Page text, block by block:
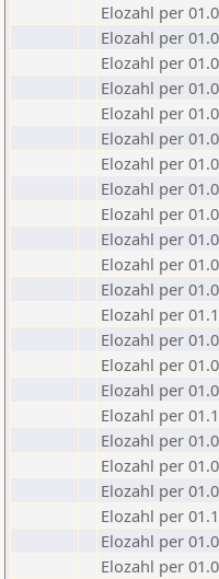
Elozahl per
Elozahl per
Elozahl per
Elozahl per
Elozahl per
Elozahl per
Elozahl per
Elozahl per
Elozahl per
Elozahl per
Elozahl per
Elozahl per
Elozahl per
Elozahl per
Elozahl per
Elozahl per
Elozahl per
Elozahl per
Elozahl per
Elozahl per
Elozahl per
Elozahl per
Elozahl per